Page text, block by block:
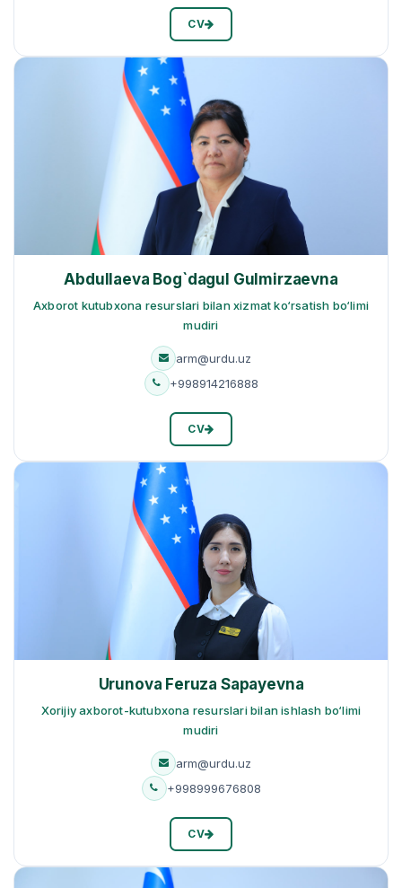
CV
Abdullaeva Bog`dagul Gulmirzaevna
Axborot kutubxona resurslari bilan xizmat ko‘rsatish bo‘limi
mudiri
arm@urdu.uz
+998914216888
CV
Urunova Feruza Sapayevna
Xorijiy axborot-kutubxona resurslari bilan ishlash bo‘limi
mudiri
arm@urdu.uz
+998999676808
CV